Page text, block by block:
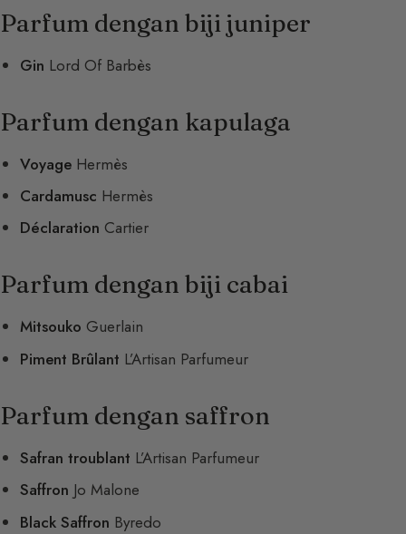
Parfum dengan biji juniper
Gin Lord Of Barbès
Parfum dengan kapulaga
Voyage Hermès
Cardamusc Hermès
Déclaration Cartier
Parfum dengan biji cabai
Mitsouko Guerlain
Piment Brûlant L’Artisan Parfumeur
Parfum dengan saffron
Safran troublant L’Artisan Parfumeur
Saffron Jo Malone
Black Saffron Byredo